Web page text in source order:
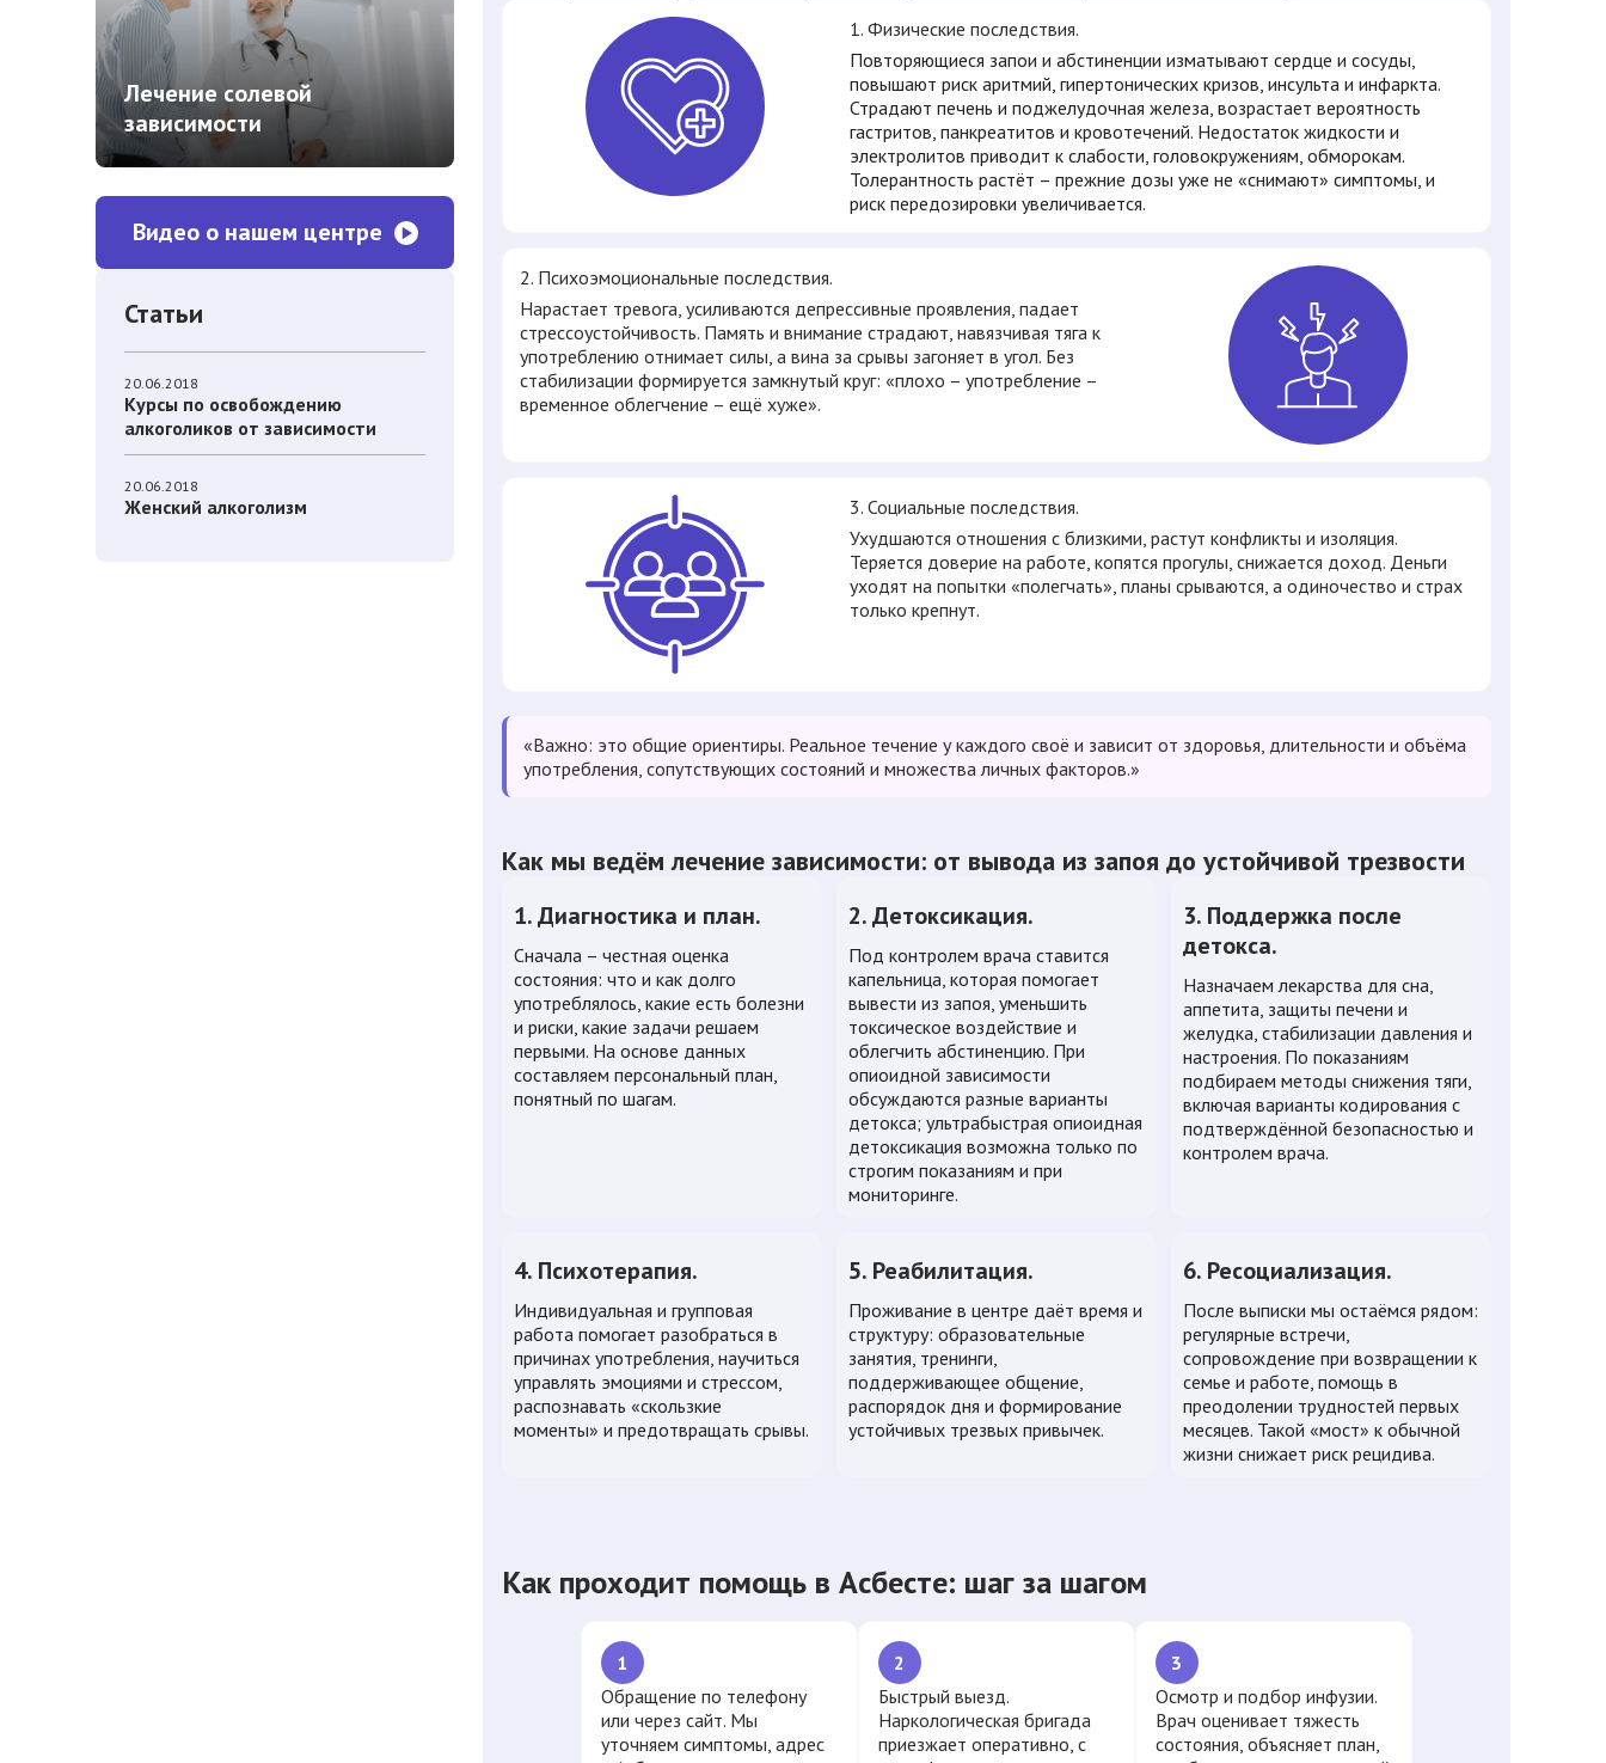
Лечение солевой
зависимости
Видео о нашем центре
Статьи
20.06.2018
Курсы по освобождению
алкоголиков от зависимости
20.06.2018
Женский алкоголизм
1. Физические последствия.
Повторяющиеся запои и абстиненции изматывают сердце и сосуды,
повышают риск аритмий, гипертонических кризов, инсульта и инфаркта.
Страдают печень и поджелудочная железа, возрастает вероятность
гастритов, панкреатитов и кровотечений. Недостаток жидкости и
электролитов приводит к слабости, головокружениям, обморокам.
Толерантность растёт – прежние дозы уже не «снимают» симптомы, и
риск передозировки увеличивается.
2. Психоэмоциональные последствия.
Нарастает тревога, усиливаются депрессивные проявления, падает
стрессоустойчивость. Память и внимание страдают, навязчивая тяга к
употреблению отнимает силы, а вина за срывы загоняет в угол. Без
стабилизации формируется замкнутый круг: «плохо – употребление –
временное облегчение – ещё хуже».
3. Социальные последствия.
Ухудшаются отношения с близкими, растут конфликты и изоляция.
Теряется доверие на работе, копятся прогулы, снижается доход. Деньги
уходят на попытки «полегчать», планы срываются, а одиночество и страх
только крепнут.
«Важно: это общие ориентиры. Реальное течение у каждого своё и зависит от здоровья, длительности и объёма
употребления, сопутствующих состояний и множества личных факторов.»
Как мы ведём лечение зависимости: от вывода из запоя до устойчивой трезвости
1. Диагностика и план.
Сначала – честная оценка
состояния: что и как долго
употреблялось, какие есть болезни
и риски, какие задачи решаем
первыми. На основе данных
составляем персональный план,
понятный по шагам.
2. Детоксикация.
Под контролем врача ставится
капельница, которая помогает
вывести из запоя, уменьшить
токсическое воздействие и
облегчить абстиненцию. При
опиоидной зависимости
обсуждаются разные варианты
детокса; ультрабыстрая опиоидная
детоксикация возможна только по
строгим показаниям и при
мониторинге.
3. Поддержка после
детокса.
Назначаем лекарства для сна,
аппетита, защиты печени и
желудка, стабилизации давления и
настроения. По показаниям
подбираем методы снижения тяги,
включая варианты кодирования с
подтверждённой безопасностью и
контролем врача.
4. Психотерапия.
Индивидуальная и групповая
работа помогает разобраться в
причинах употребления, научиться
управлять эмоциями и стрессом,
распознавать «скользкие
моменты» и предотвращать срывы.
5. Реабилитация.
Проживание в центре даёт время и
структуру: образовательные
занятия, тренинги,
поддерживающее общение,
распорядок дня и формирование
устойчивых трезвых привычек.
6. Ресоциализация.
После выписки мы остаёмся рядом:
регулярные встречи,
сопровождение при возвращении к
семье и работе, помощь в
преодолении трудностей первых
месяцев. Такой «мост» к обычной
жизни снижает риск рецидива.
Как проходит помощь в Асбесте: шаг за шагом
1
Обращение по телефону
или через сайт. Мы
уточняем симптомы, адрес
2
Быстрый выезд.
Наркологическая бригада
приезжает оперативно, с
3
Осмотр и подбор инфузии.
Врач оценивает тяжесть
состояния, объясняет план,